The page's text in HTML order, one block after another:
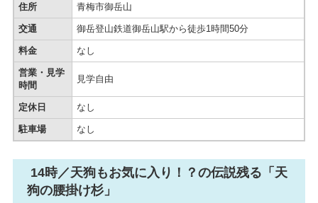
住所 青梅市御岳山
交通 御岳登山鉄道御岳山駅から徒歩1時間50分
料金 なし
営業・見学
時間
見学自由
定休日 なし
駐車場 なし
14時／天狗もお気に入り！？の伝説残る「天
狗の腰掛け杉」